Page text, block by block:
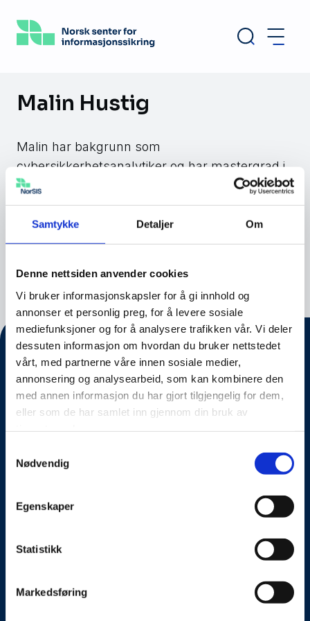
Samtykke Detaljer Om
Denne nettsiden anvender cookies
Vi bruker informasjonskapsler for å gi innhold og
annonser et personlig preg, for å levere sosiale
mediefunksjoner og for å analysere trafikken vår. Vi deler
dessuten informasjon om hvordan du bruker nettstedet
vårt, med partnerne våre innen sosiale medier,
annonsering og analysearbeid, som kan kombinere den
med annen informasjon du har gjort tilgjengelig for dem,
eller som de har samlet inn gjennom din bruk av
Nødvendig
Egenskaper
Statistikk
Markedsføring
hovedinnhold
Malin Hustig
Malin har bakgrunn som
cybersikkerhetsanalytiker og har mastergrad i
Intelligence and Security fra Brunel University i
London. Hun har jobbet mye med monitorering
og profilering av kriminelle forum og
trusselaktører, og spesialiserer seg innenfor
Kontakt oss
Presseside